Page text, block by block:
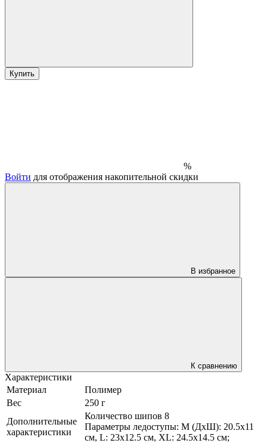
Купить
%
Войти для отображения накопительной скидки
В избранное
К сравнению
Характеристики
Материал
Полимер
Вес
250 г
Дополнительные
характеристики
Количество шипов 8
Параметры ледоступы: M (ДхШ): 20.5х11
см, L: 23х12.5 см, XL: 24.5х14.5 см;